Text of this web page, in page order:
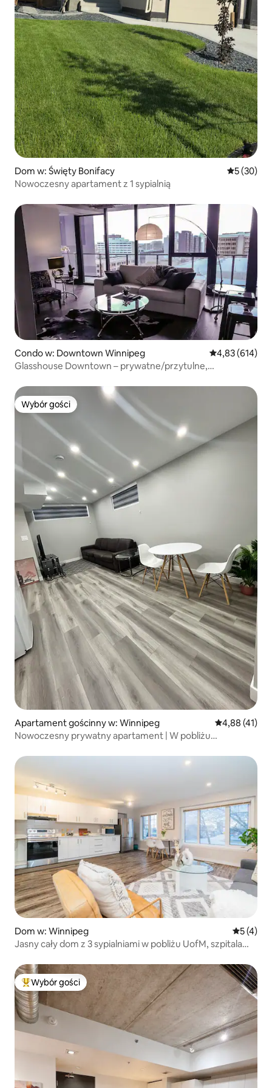
Dom w: Święty Bonifacy Średnia
5 (30)
Nowoczesny apartament z 1 sypialnią
Condo w: Downtown Winnipeg Średnia
4,83 (614)
Glasshouse Downtown – prywatne/przytulne,
Wybór gości
Wybór gości
Apartament gościnny w: Winnipeg Średnia
4,88 (41)
Nowoczesny prywatny apartament | W pobliżu
Dom w: Winnipeg Średnia
5 (4)
Jasny cały dom z 3 sypialniami w pobliżu UofM, szpitala
Najpopularniejsze z kategorii Wybór gości
Wybór gości